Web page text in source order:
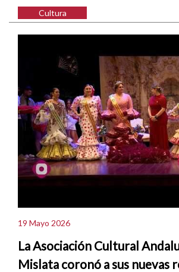
Cultura
19 Mayo 2026
La Asociación Cultural
Mislata coronó a sus nuevas